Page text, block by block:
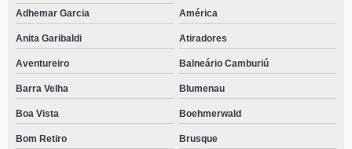
Adhemar Garcia
América
Anita Garibaldi Atiradores
Aventureiro Balneário Camburiú
Barra Velha Blumenau
Boa Vista Boehmerwald
Bom Retiro Brusque